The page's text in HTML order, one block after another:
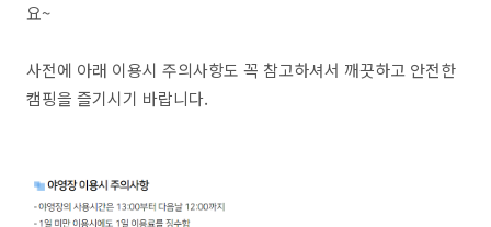
요~
사전에 아래 이용시 주의사항도 꼭 참고하셔서 깨끗하고 안전한
캠핑을 즐기시기 바랍니다.